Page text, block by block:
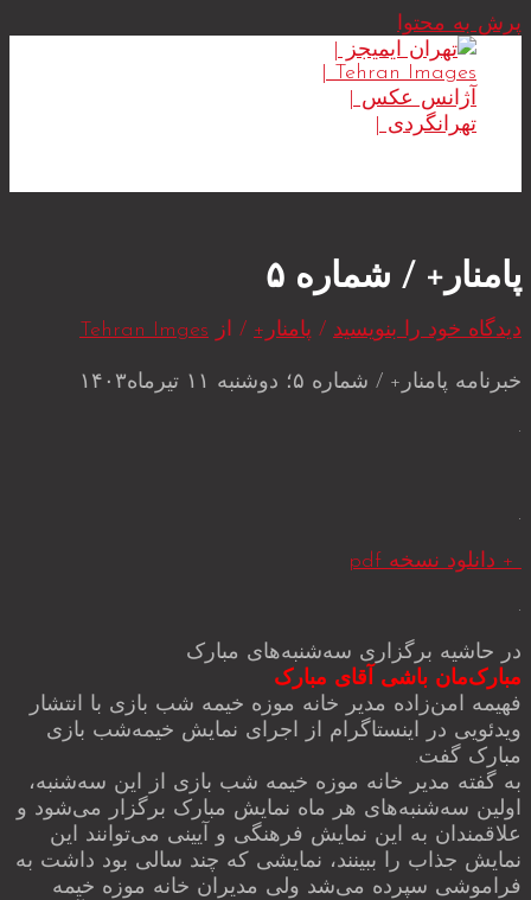
پرش به محتوا
پامنار+ / شماره ۵
دیدگاه‌ خود را بنویسید / پامنار+ / از Tehran Imges
خبرنامه پامنار+ / شماره ۵؛ دو‌شنبه ۱۱ تیرماه۱۴۰۳
.
.
+ دانلود نسخه pdf
.
در حاشیه برگزاری سه‌شنبه‌های مبارک
مبارک‌مان باشی آقای مبارک
فهیمه امن‌زاده مدیر خانه موزه خیمه شب بازی با انتشار
ویدئویی در اینستاگرام از اجرای نمایش خیمه‌شب بازی
مبارک گفت.
به گفته مدیر خانه موزه خیمه شب بازی از این سه‌شنبه،
اولین سه‌شنبه‌های هر ماه نمایش مبارک برگزار می‌شود و
علاقمندان به این نمایش فرهنگی و آیینی می‌توانند این
نمایش جذاب را ببینند، نمایشی که چند سالی بود داشت به
فراموشی سپرده می‌شد ولی مدیران خانه موزه خیمه